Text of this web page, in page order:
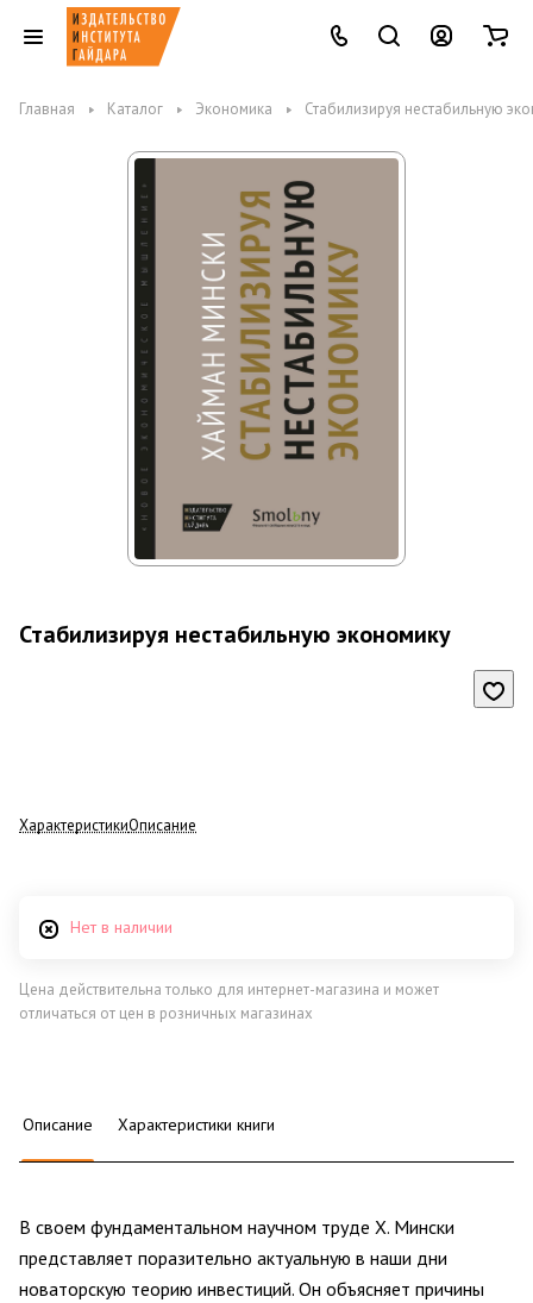
Главная Каталог Экономика Стабилизируя нестабильную
Стабилизируя нестабильную экономику
ХарактеристикиОписание
Нет в наличии
Цена действительна только для интернет-магазина и может
отличаться от цен в розничных магазинах
Описание Характеристики книги
В своем фундаментальном научном труде Х. Мински
представляет поразительно актуальную в наши дни
новаторскую теорию инвестиций. Он объясняет причины